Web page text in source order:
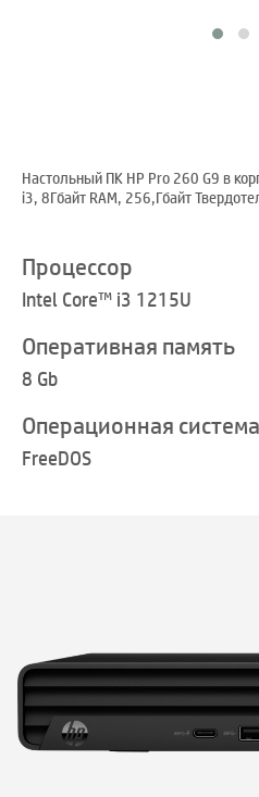
Настольный ПК HP Pro 260 G9 в
i3, 8Гбайт RAM, 256,Гбайт
Процессор
Intel Core™ i3 1215U
Оперативная память
8 Gb
Операционная система
FreeDOS